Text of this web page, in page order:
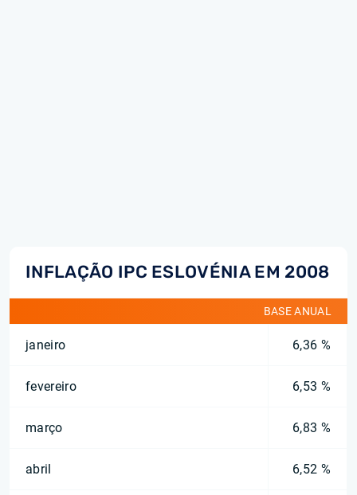
INFLAÇÃO IPC ESLOVÉNIA EM 2008
BASE ANUAL
janeiro 6,36 %
fevereiro 6,53 %
março 6,83 %
abril 6,52 %